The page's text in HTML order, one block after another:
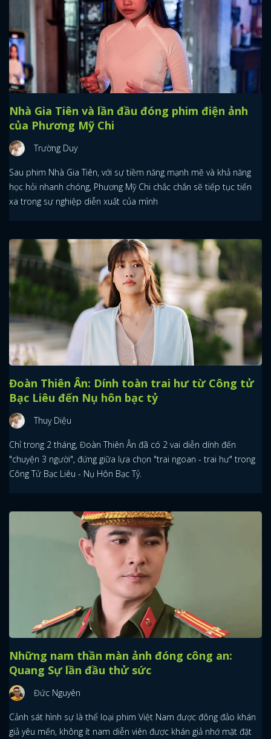
Nhà Gia Tiên và lần đầu đóng phim điện ảnh
của Phương Mỹ Chi
Trường Duy
Sau phim Nhà Gia Tiên, với sự tiềm năng mạnh mẽ và khả năng
học hỏi nhanh chóng, Phương Mỹ Chi chắc chắn sẽ tiếp tục tiến
xa trong sự nghiệp diễn xuất của mình
Đoàn Thiên Ân: Dính toàn trai hư từ Công tử
Bạc Liêu đến Nụ hôn bạc tỷ
Thuỵ Diệu
Chỉ trong 2 tháng, Đoàn Thiên Ân đã có 2 vai diễn dính đến
"chuyện 3 người", đứng giữa lựa chọn "trai ngoan - trai hư" trong
Công Tử Bạc Liêu - Nụ Hôn Bạc Tỷ.
Những nam thần màn ảnh đóng công an:
Quang Sự lần đầu thử sức
Đức Nguyên
Cảnh sát hình sự là thể loại phim Việt Nam được đông đảo khán
giả yêu mến, không ít nam diễn viên được khán giả nhớ mặt đặt